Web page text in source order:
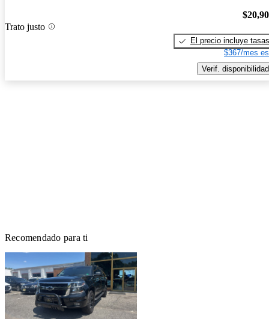
Trato justo
El precio incluye tasas
$367/mes
Verif. disponibilidad
Recomendado para ti